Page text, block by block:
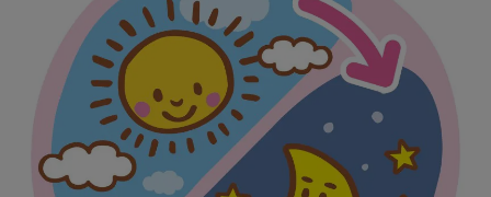
SEARCH
ブラジャーを探す